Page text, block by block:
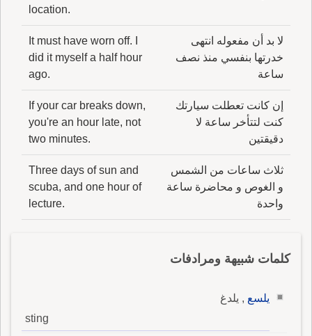
location.
لا بد أن مفعوله انتهى
خدرتها بنفسي منذ نصف
ساعة
It must have worn off. I
did it myself a half hour
ago.
إن كانت تعطلت سيارتك
كنت لتتأخر ساعة لا
دقيقتين
If your car breaks down,
you're an hour late, not
two minutes.
ثلاث ساعات من الشمس
و الغوص و محاضرة ساعة
واحدة
Three days of sun and
scuba, and one hour of
lecture.
كلمات شبيهة ومرادفات
يلسع , يلدغ
sting